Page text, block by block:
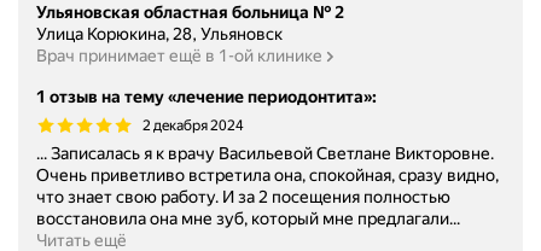
Ульяновская областная больница № 2
Улица Корюкина, 28, Ульяновск
Врач принимает ещё в 1-ой клинике
1 отзыв на тему «лечение периодонтита»:
2 декабря 2024
... Записалась я к врачу Васильевой Светлане Викторовне.
Очень приветливо встретила она, спокойная, сразу видно,
что знает свою работу. И за 2 посещения полностью
восстановила она мне зуб, который мне предлагали...
Читать ещё